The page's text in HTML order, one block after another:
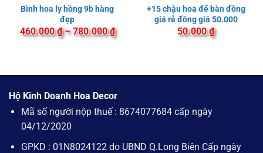
Bình hoa ly hồng 9b hàng
đẹp
460.000₫ – 780.000₫Khoảng
giá:
780.000 ₫
+15 chậu hoa để bàn đồng
giá rẻ đồng giá 50.000
50.000₫
Hộ Kinh Doanh Hoa Decor
Mã số người nộp thuế : 8674077684 cấp ngày
04/12/2020
GPKD : 01N8024122 do UBND Q.Long Biên Cấp ngày